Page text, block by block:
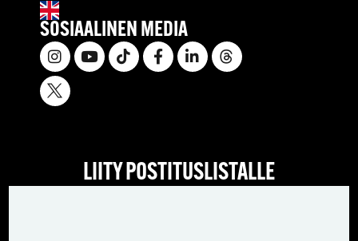
SOSIAALINEN MEDIA
LIITY POSTITUSLISTALLE